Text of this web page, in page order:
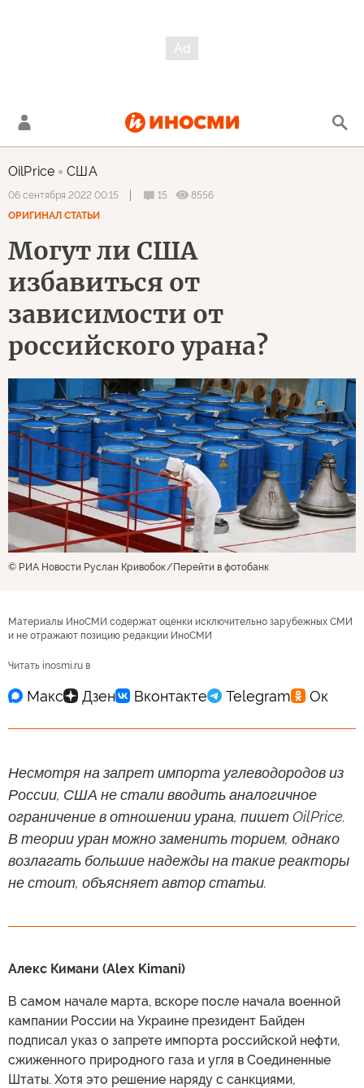
OilPrice США
06 сентября 2022 00:15 15
8556
ОРИГИНАЛ СТАТЬИ
Могут ли США
избавиться от
зависимости от
российского урана?
© РИА Новости Руслан Кривобок Перейти в фотобанк
Материалы ИноСМИ содержат оценки исключительно зарубежных СМИ
и не отражают позицию редакции ИноСМИ
Читать inosmi.ru в
Несмотря на запрет импорта углеводородов из
России, США не стали вводить аналогичное
ограничение в отношении урана, пишет OilPrice.
В теории уран можно заменить торием, однако
возлагать большие надежды на такие реакторы
не стоит, объясняет автор статьи.
Алекс Кимани (Alex Kimani)
В самом начале марта, вскоре после начала военной
кампании России на Украине президент Байден
подписал указ о запрете импорта российской нефти,
сжиженного природного газа и угля в Соединенные
Штаты. Хотя это решение наряду с санкциями,